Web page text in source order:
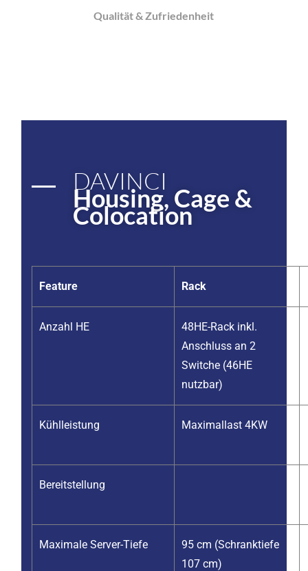
Qualität & Zufriedenheit
DAVINCI
Housing, Cage &
Colocation
Feature Rack
Anzahl HE
48HE-Rack inkl.
Anschluss an2
Switche (46HE
nutzbar)
Kühlleistung Maximallast 4KW
Bereitstellung
Maximale Server-Tiefe
95 cm (Schranktiefe
107 cm)